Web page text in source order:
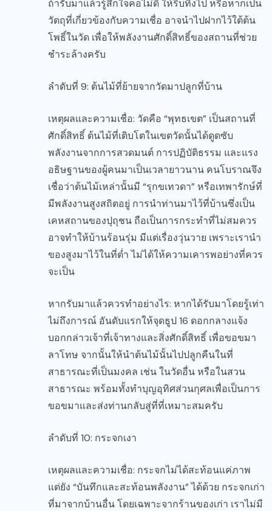
ถ้ารับมาแล้วรู้สึกใจคอไม่ดี ให้รีบทิ้งไป หรือหากเป็น
วัตถุที่เกี่ยวข้องกับความเชื่อ อาจนำไปฝากไว้ใต้ต้น
โพธิ์ในวัด เพื่อให้พลังงานศักดิ์สิทธิ์ของสถานที่ช่วย
ชำระล้างครับ
ลำดับที่ 9: ต้นไม้ที่ย้ายจากวัดมาปลูกที่บ้าน
เหตุผลและความเชื่อ: วัดคือ “พุทธเขต” เป็นสถานที่
ศักดิ์สิทธิ์ ต้นไม้ที่เติบโตในเขตวัดนั้นได้ดูดซับ
พลังงานจากการสวดมนต์ การปฏิบัติธรรม และแรง
อธิษฐานของผู้คนมาเป็นเวลายาวนาน คนโบราณจึง
เชื่อว่าต้นไม้เหล่านั้นมี “รุกขเทวดา” หรือเทพารักษ์ที่
มีพลังงานสูงสถิตอยู่ การนำท่านมาไว้ที่บ้านซึ่งเป็น
เคหสถานของปุถุชน ถือเป็นการกระทำที่ไม่สมควร
อาจทำให้บ้านร้อนรุ่ม มีแต่เรื่องวุ่นวาย เพราะเรานำ
ของสูงมาไว้ในที่ต่ำ ไม่ได้ให้ความเคารพอย่างที่ควร
จะเป็น
หากรับมาแล้วควรทำอย่างไร: หากได้รับมาโดยรู้เท่า
ไม่ถึงการณ์ อันดับแรกให้จุดธูป 16 ดอกกลางแจ้ง
บอกกล่าวเจ้าที่เจ้าทางและสิ่งศักดิ์สิทธิ์ เพื่อขอขมา
ลาโทษ จากนั้นให้นำต้นไม้นั้นไปปลูกคืนในที่
สาธารณะที่เป็นมงคล เช่น ในวัดอื่น หรือในสวน
สาธารณะ พร้อมทั้งทำบุญอุทิศส่วนกุศลเพื่อเป็นการ
ขอขมาและส่งท่านกลับสู่ที่ที่เหมาะสมครับ
ลำดับที่ 10: กระจกเงา
เหตุผลและความเชื่อ: กระจกไม่ได้สะท้อนแค่ภาพ
แต่ยัง “บันทึกและสะท้อนพลังงาน” ได้ด้วย กระจกเก่า
ที่มาจากบ้านอื่น โดยเฉพาะจากร้านของเก่า เราไม่มี